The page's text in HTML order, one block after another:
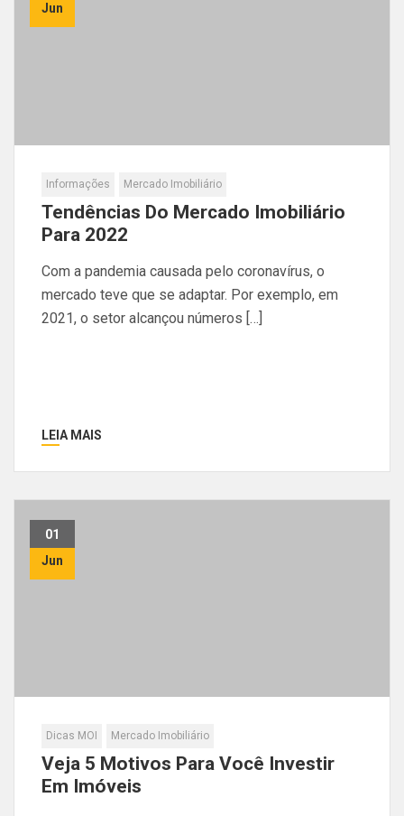
Jun
Informações Mercado Imobiliário
Tendências Do Mercado Imobiliário
Para 2022
Com a pandemia causada pelo coronavírus, o
mercado teve que se adaptar. Por exemplo, em
2021, o setor alcançou números […]
LEIA MAIS
01
Jun
Dicas MOI Mercado Imobiliário
Veja 5 Motivos Para Você Investir
Em Imóveis